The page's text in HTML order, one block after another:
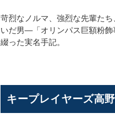
苛烈なノルマ、強烈な先輩た
いだ男―「オリンパス巨額粉
綴った実名手記。
キープレイヤーズ高